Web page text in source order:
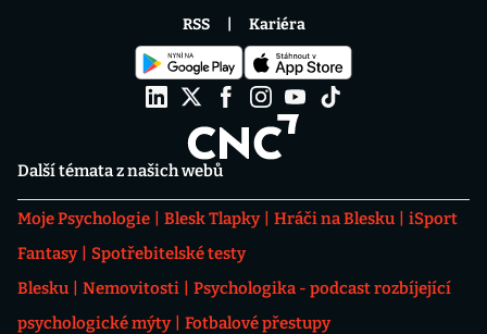
Další témata z našich webů
Moje Psychologie Blesk Tlapky Hráči na Blesku
iSport
Fantasy
Spotřebitelské testy
Blesku
Nemovitosti
Psychologika - podcast rozbíjející
psychologické mýty
Fotbalové přestupy
RSS Kariéra